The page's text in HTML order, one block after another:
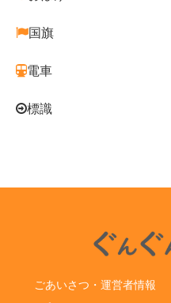
国旗
電車
標識
ごあいさつ・運営者情報